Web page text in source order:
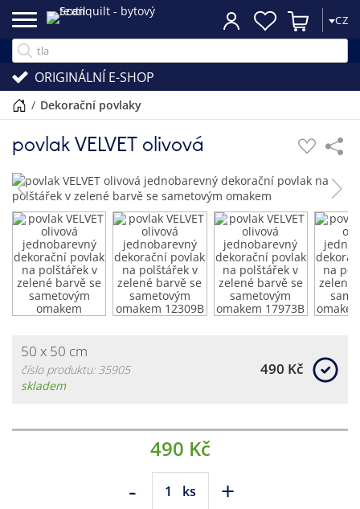
CZ
ORIGINÁLNÍ E-SHOP
/ dekorační povlaky
povlak VELVET olivová
50 x 50 cm
číslo produktu: 35905
skladem
490 Kč
490 Kč
- ks +